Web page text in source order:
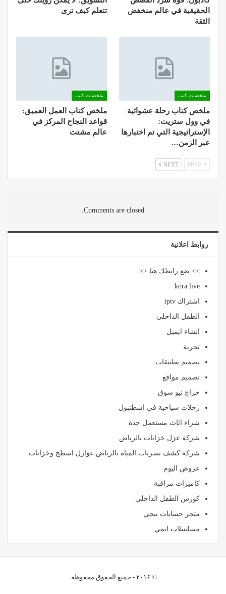
الحقيقية في عالم منخفض
الثقة
تتعلم كيف ترى
ملخصات كتب
ملخص كتاب رحلة عشوائية
في وول ستريت:
الإستراتيجية التي تم اختبارها
عبر الزمن…
ملخصات كتب
ملخص كتاب العمل العميق:
قواعد النجاح المركز في
عالم مشتت
NEXT
Comments are closed.
روابط اعلانية
>> ضع رابطك هنا <<
kora live
اشتراك iptv
الطفل الداخلي
انشاء ايميل
تجربة
تصميم تطبيقات
تصميم مواقع
حراج نيو سوق
رحلات سياحية في اسطنبول
شراء اثاث مستعمل جدة
شركة عزل خزانات بالرياض
شركة كشف تسربات المياه بالرياض عوازل اسطح وخزانات
عروض اليوم
كاميرات مراقبة
كورس الطفل الداخلي
متجر حسابات ببجي
مسلسلات انمي
© ۲۰۱۶ - جميع الحقوق محفوظة.